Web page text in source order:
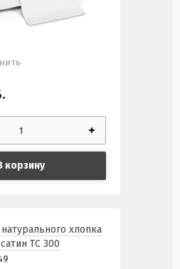
корзину
хлопка
ТС 300